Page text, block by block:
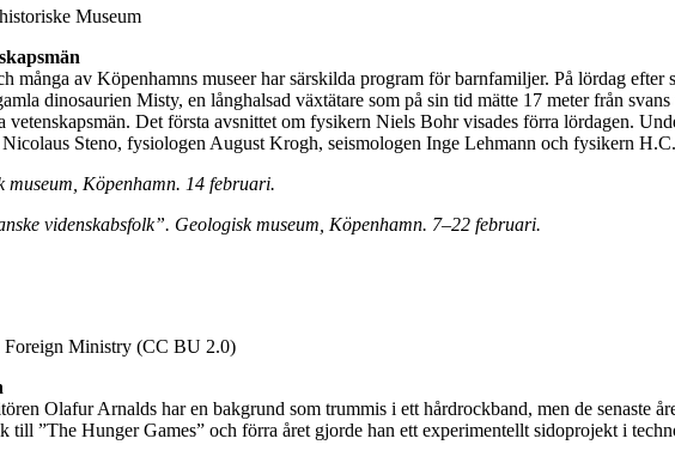
Museum
många av Köpenhamns museer har särskilda program för barnfamiljer. På lördag
dinosaurien Misty, en långhalsad växtätare som på sin tid mätte 17 meter från
vetenskapsmän. Det första avsnittet om fysikern Niels Bohr visades förra lördagen.
Steno, fysiologen August Krogh, seismologen Inge Lehmann och fysikern
Köpenhamn. 14 februari.
videnskabsfolk”. Geologisk museum, Köpenhamn. 7–22 februari.
Ministry (CC BU 2.0)
Olafur Arnalds har en bakgrund som trummis i ett hårdrockband, men de senaste
”The Hunger Games” och förra året gjorde han ett experimentellt sidoprojekt i